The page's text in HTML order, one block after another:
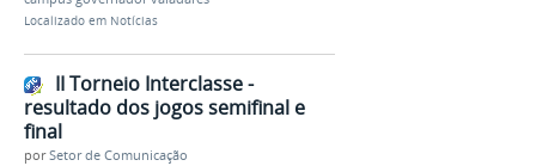
Localizado em Notícias
II Torneio Interclasse -
resultado dos jogos semifinal e
final
porSetor de Comunicação